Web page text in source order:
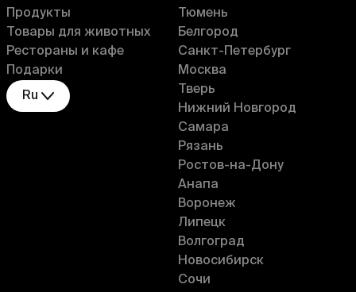
Продукты
Товары для животных
Рестораны и кафе
Подарки
Ru
Тюмень
Белгород
Санкт-Петербург
Москва
Тверь
Нижний Новгород
Самара
Рязань
Ростов-на-Дону
Анапа
Воронеж
Липецк
Волгоград
Новосибирск
Сочи